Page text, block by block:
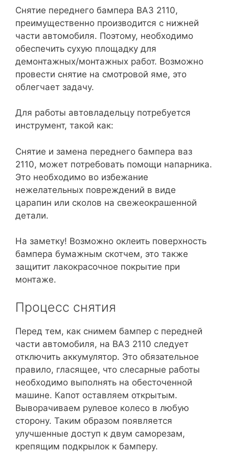
Снятие переднего бампера ВАЗ 2110,
преимущественно производится с нижней
части автомобиля. Поэтому, необходимо
обеспечить сухую площадку для
демонтажных/монтажных работ. Возможно
провести снятие на смотровой яме, это
облегчает задачу.
Для работы автовладельцу потребуется
инструмент, такой как:
Снятие и замена переднего бампера ваз
2110, может потребовать помощи напарника.
Это необходимо во избежание
нежелательных повреждений в виде
царапин или сколов на свежеокрашенной
детали.
На заметку! Возможно оклеить поверхность
бампера бумажным скотчем, это также
защитит лакокрасочное покрытие при
монтаже.
Процесс снятия
Перед тем, как снимем бампер с передней
части автомобиля, на ВАЗ 2110 следует
отключить аккумулятор. Это обязательное
правило, гласящее, что слесарные работы
необходимо выполнять на обесточенной
машине. Капот оставляем открытым.
Выворачиваем рулевое колесо в любую
сторону. Таким образом появляется
улучшенные доступ к двум саморезам,
крепящим подкрылок к бамперу.